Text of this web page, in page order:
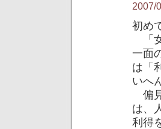
2007/
初め
「
一面
は「
いへ
偏
は、
利得